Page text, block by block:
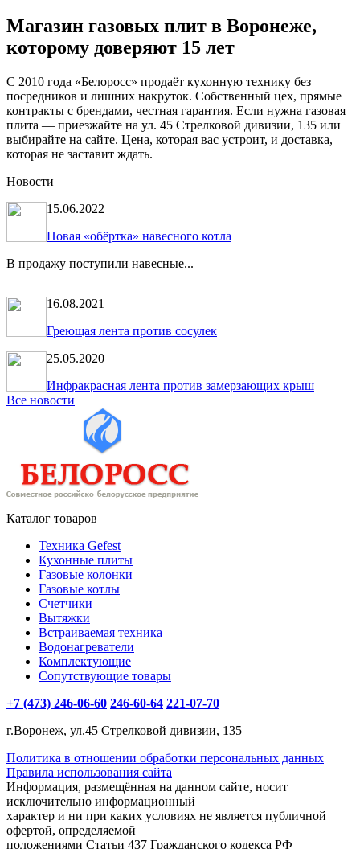
Магазин газовых плит в Воронеже,
которому доверяют 15 лет
С 2010 года «Белоросс» продаёт кухонную технику без
посредников и лишних накруток. Собственный цех, прямые
контракты с брендами, честная гарантия. Если нужна газовая
плита — приезжайте на ул. 45 Стрелковой дивизии, 135 или
выбирайте на сайте. Цена, которая вас устроит, и доставка,
которая не заставит ждать.
Новости
15.06.2022
Новая «обёртка» навесного котла
В продажу поступили навесные...
16.08.2021
Греющая лента против сосулек
25.05.2020
Инфракрасная лента против замерзающих крыш
Все новости
Каталог товаров
Техника Gefest
Кухонные плиты
Газовые колонки
Газовые котлы
Счетчики
Вытяжки
Встраиваемая техника
Водонагреватели
Комплектующие
Сопутствующие товары
+7 (473) 246-06-60 246-60-64 221-07-70
г.Воронеж, ул.45 Стрелковой дивизии, 135
Политика в отношении обработки персональных данных
Правила использования сайта
Информация, размещённая на данном сайте, носит
исключительно информационный
характер и ни при каких условиях не является публичной
офертой, определяемой
положениями Статьи 437 Гражданского кодекса РФ